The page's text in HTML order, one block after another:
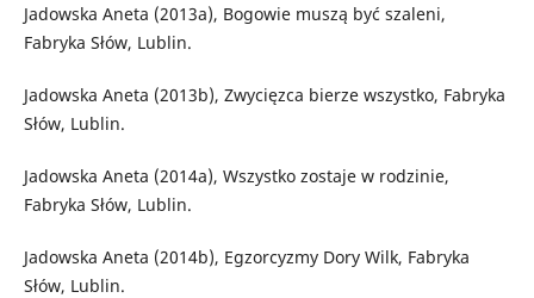
Jadowska Aneta (2013a), Bogowie muszą być szaleni,
Fabryka Słów, Lublin.
Jadowska Aneta (2013b), Zwycięzca bierze wszystko, Fabryka
Słów, Lublin.
Jadowska Aneta (2014a), Wszystko zostaje w rodzinie,
Fabryka Słów, Lublin.
Jadowska Aneta (2014b), Egzorcyzmy Dory Wilk, Fabryka
Słów, Lublin.